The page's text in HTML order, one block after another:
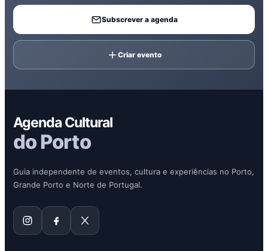
Subscrever a agenda
Criar evento
Agenda Cultural
do Porto
Guia independente de eventos, cultura e experiências no Porto,
Grande Porto e Norte de Portugal.